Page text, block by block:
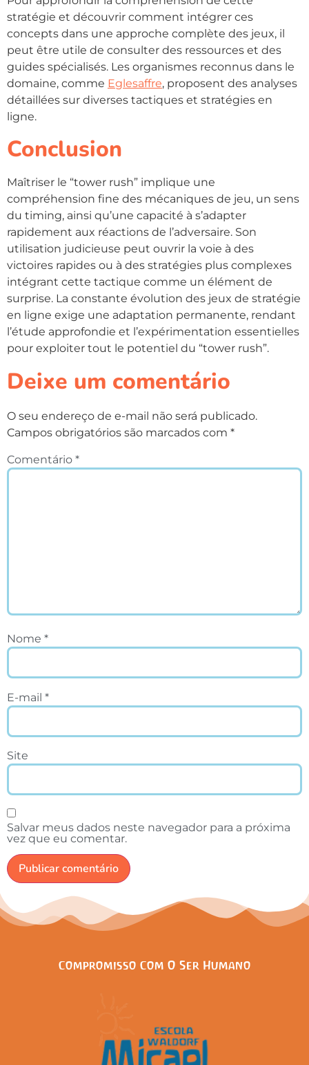
stratégie et découvrir comment intégrer ces
concepts dans une approche complète des jeux, il
peut être utile de consulter des ressources et des
guides spécialisés. Les organismes reconnus dans le
domaine, comme Eglesaffre, proposent des analyses
détaillées sur diverses tactiques et stratégies en
ligne.
Conclusion
Maîtriser le “tower rush” implique une
compréhension fine des mécaniques de jeu, un sens
du timing, ainsi qu’une capacité à s’adapter
rapidement aux réactions de l’adversaire. Son
utilisation judicieuse peut ouvrir la voie à des
victoires rapides ou à des stratégies plus complexes
intégrant cette tactique comme un élément de
surprise. La constante évolution des jeux de stratégie
en ligne exige une adaptation permanente, rendant
l’étude approfondie et l’expérimentation essentielles
pour exploiter tout le potentiel du “tower rush”.
Deixe um comentário
O seu endereço de e-mail não será publicado.
Campos obrigatórios são marcados com *
Comentário *
Nome *
E-mail *
Site
Salvar meus dados neste navegador para a próxima
vez que eu comentar.
Compromisso Com O Ser Humano